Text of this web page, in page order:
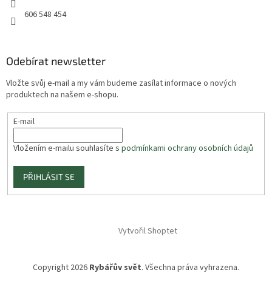
606 548 454
Odebírat newsletter
Vložte svůj e-mail a my vám budeme zasílat informace o nových
produktech na našem e-shopu.
E-mail
Vložením e-mailu souhlasíte s podmínkami ochrany osobních údajů
PŘIHLÁSIT SE
Vytvořil Shoptet
Copyright 2026 Rybářův svět. Všechna práva vyhrazena.